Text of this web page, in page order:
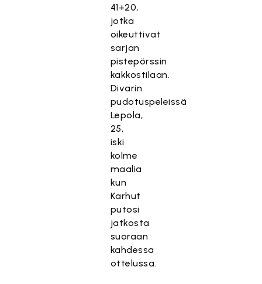
41+20,
jotka
oikeuttivat
sarjan
pistepörssin
kakkostilaan.
Divarin
pudotuspeleissä
Lepola,
25,
iski
kolme
maalia
kun
Karhut
putosi
jatkosta
suoraan
kahdessa
ottelussa.